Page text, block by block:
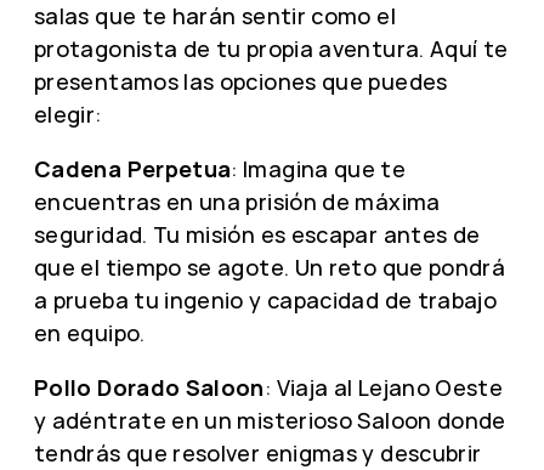
salas que te harán sentir como el
protagonista de tu propia aventura. Aquí te
presentamos las opciones que puedes
elegir:
Cadena Perpetua: Imagina que te
encuentras en una prisión de máxima
seguridad. Tu misión es escapar antes de
que el tiempo se agote. Un reto que pondrá
a prueba tu ingenio y capacidad de trabajo
en equipo.
Pollo Dorado Saloon: Viaja al Lejano Oeste
y adéntrate en un misterioso Saloon donde
tendrás que resolver enigmas y descubrir